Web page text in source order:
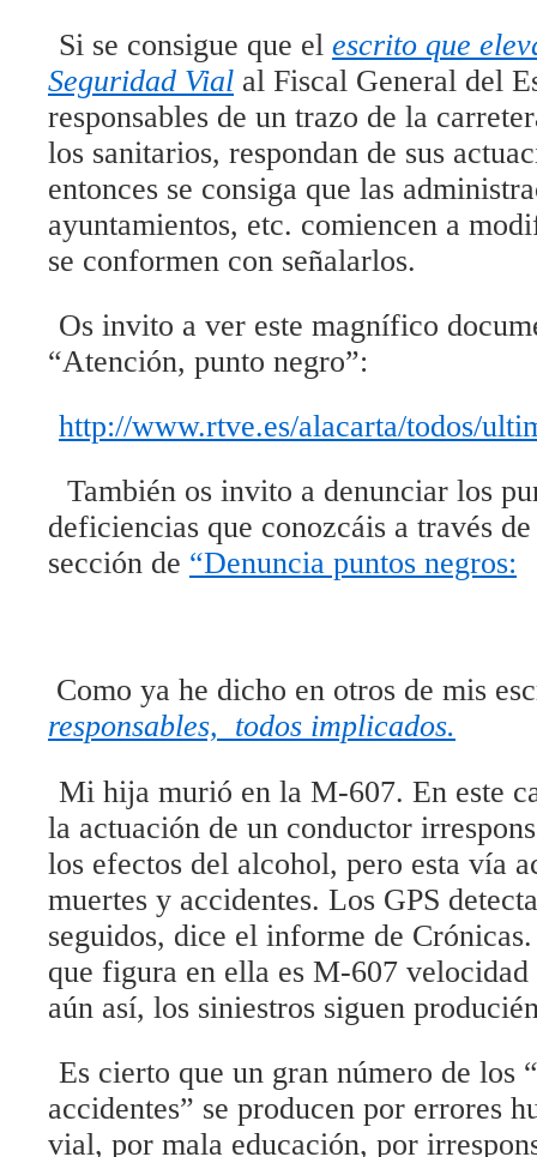
Si se consigue que el escrito que
Seguridad Vial al Fiscal General del
responsables de un trazo de la
los sanitarios, respondan de sus
entonces se consiga que las
ayuntamientos, etc. comiencen a
se conformen con señalarlos.
Os invito a ver este magnífico
“Atención, punto negro”:
http://www.rtve.es/alacarta/todos/
También os invito a denunciar los
deficiencias que conozcáis a través
sección de “Denuncia puntos negros:
Como ya he dicho en otros de mis
responsables, todos implicados.
Mi hija murió en la M-607. En este
la actuación de un conductor
los efectos del alcohol, pero esta vía
muertes y accidentes. Los GPS
seguidos, dice el informe de
que figura en ella es M-607
aún así, los siniestros siguen
Es cierto que un gran número de los
accidentes” se producen por errores
vial, por mala educación, por